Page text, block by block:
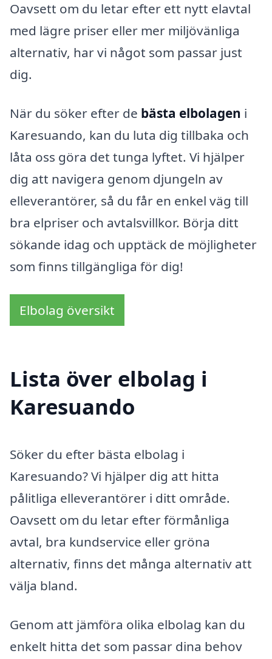
Oavsett om du letar efter ett nytt elavtal
med lägre priser eller mer miljövänliga
alternativ, har vi något som passar just
dig.
När du söker efter de bästa elbolagen i
Karesuando, kan du luta dig tillbaka och
låta oss göra det tunga lyftet. Vi hjälper
dig att navigera genom djungeln av
elleverantörer, så du får en enkel väg till
bra elpriser och avtalsvillkor. Börja ditt
sökande idag och upptäck de möjligheter
som finns tillgängliga för dig!
Elbolag översikt
Lista över elbolag i
Karesuando
Söker du efter bästa elbolag i
Karesuando? Vi hjälper dig att hitta
pålitliga elleverantörer i ditt område.
Oavsett om du letar efter förmånliga
avtal, bra kundservice eller gröna
alternativ, finns det många alternativ att
välja bland.
Genom att jämföra olika elbolag kan du
enkelt hitta det som passar dina behov